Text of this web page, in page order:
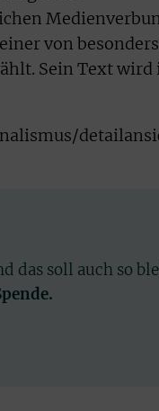
von
Sein Text wird
das soll auch so